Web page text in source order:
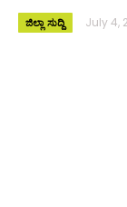
ಜಿಲ್ಲಾ ಸುದ್ದಿ July 4,